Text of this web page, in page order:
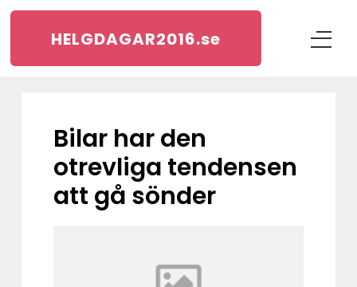
HELGDAGAR2016.se
Bilar har den
otrevliga tendensen
att gå sönder